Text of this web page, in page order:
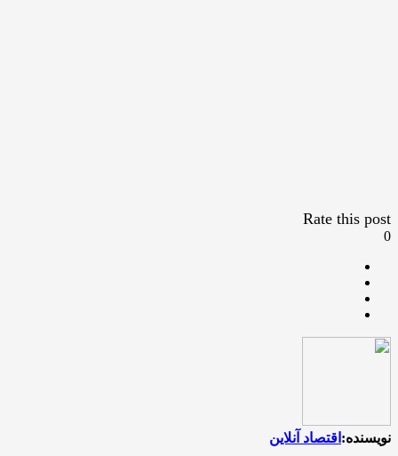
Rate this post
0
نویسنده: اقتصاد آنلاین